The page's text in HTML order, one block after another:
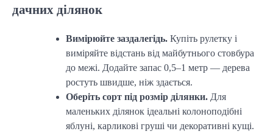
дачних ділянок
Вимірюйте заздалегідь. Купіть рулетку і
виміряйте відстань від майбутнього стовбура
до межі. Додайте запас 0,5–1 метр — дерева
ростуть швидше, ніж здається.
Оберіть сорт під розмір ділянки. Для
маленьких ділянок ідеальні колоноподібні
яблуні, карликові груші чи декоративні кущі.